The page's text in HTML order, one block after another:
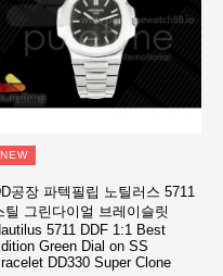
NEW
공장 파텍필립 노틸러스 5711
틸 그린다이얼 브레이슬릿
5711 DDF 1:1 Best
Green Dial on SS
DD330 Super Clone